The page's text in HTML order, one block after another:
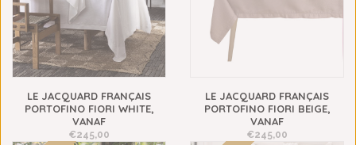
LE JACQUARD FRANÇAIS
PORTOFINO FIORI WHITE,
VANAF
€245,00
LE JACQUARD FRANÇAIS
PORTOFINO FIORI BEIGE,
VANAF
€245,00